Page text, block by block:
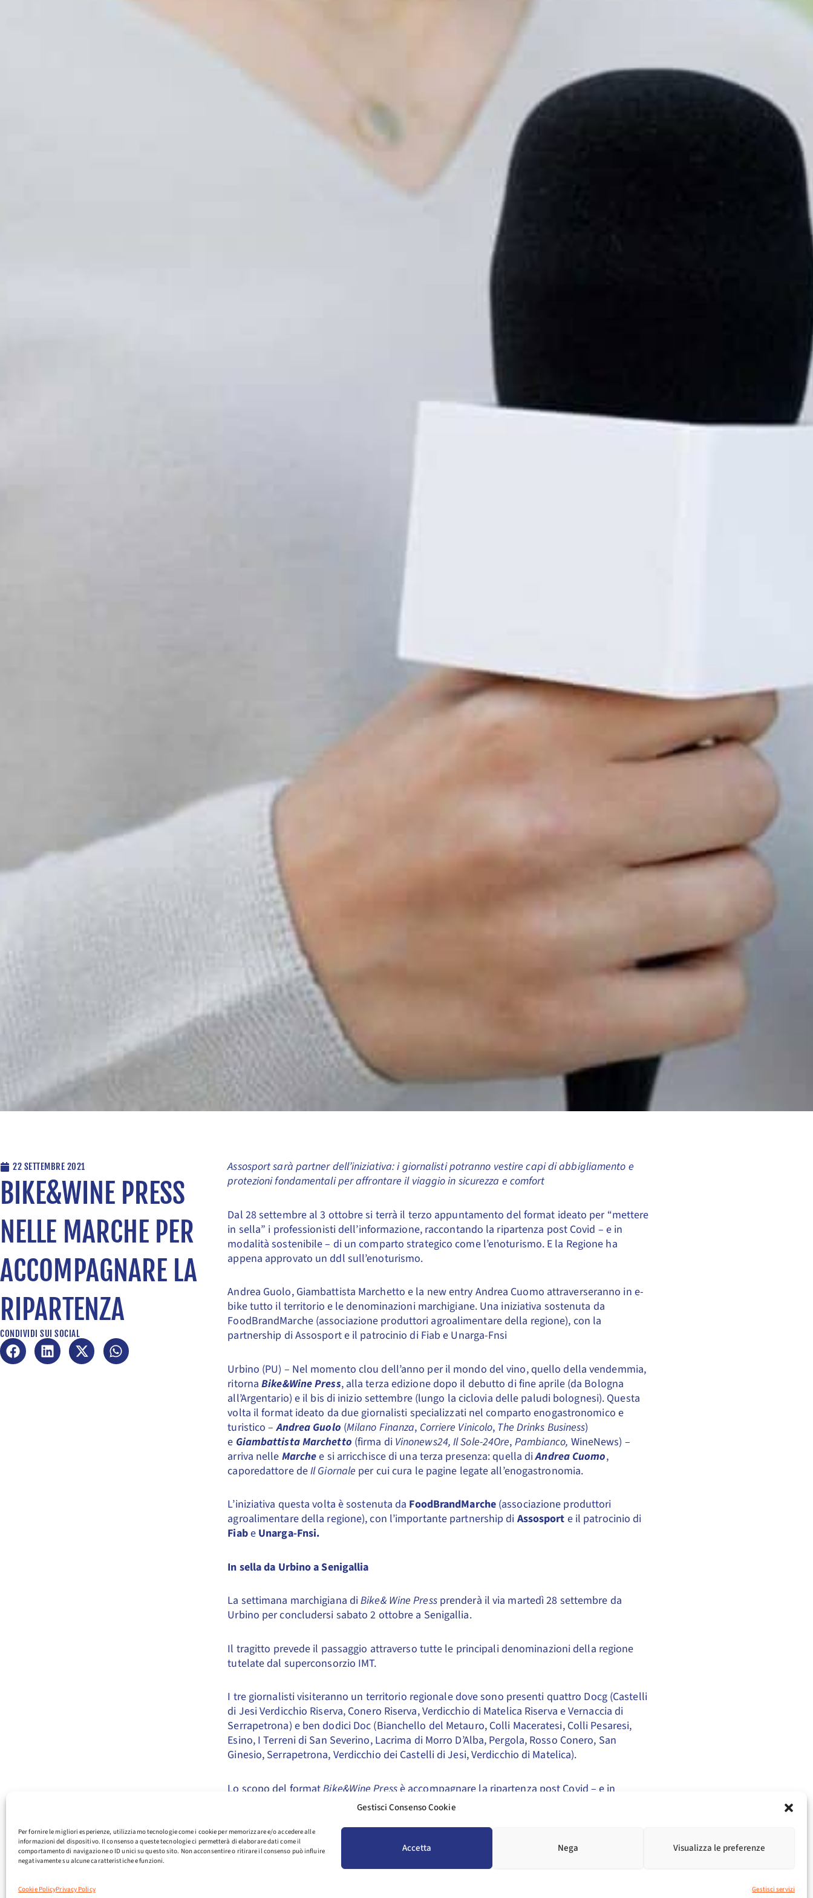
Gestisci Consenso Cookie
Per fornire le migliori esperienze, utilizziamo tecnologie come i cookie per memorizzare e/o accedere alle
informazioni del dispositivo. Il consenso a queste tecnologie ci permetterà di elaborare dati come il
comportamento di navigazione o ID unici su questo sito. Non acconsentire o ritirare il consenso può influire
negativamente su alcune caratteristiche e funzioni.
Gestisci servizi
Accetta Nega Visualizza le preferenze
Cookie PolicyPrivacy Policy
22 SETTEMBRE 2021
BIKE&WINE PRESS
NELLE MARCHE PER
ACCOMPAGNARE LA
RIPARTENZA
CONDIVIDI SUI SOCIAL
Assosport sarà partner dell’iniziativa: i giornalisti potranno vestire capi di abbigliamento e
protezioni fondamentali per affrontare il viaggio in sicurezza e comfort
Dal 28 settembre al 3 ottobre si terrà il terzo appuntamento del format ideato per “mettere
in sella” i professionisti dell’informazione, raccontando la ripartenza post Covid – e in
modalità sostenibile – di un comparto strategico come l’enoturismo. E la Regione ha
appena approvato un ddl sull’enoturismo.
Andrea Guolo, Giambattista Marchetto e la new entry Andrea Cuomo attraverseranno in e-
bike tutto il territorio e le denominazioni marchigiane. Una iniziativa sostenuta da
FoodBrandMarche (associazione produttori agroalimentare della regione), con la
partnership di Assosport e il patrocinio di Fiab e Unarga-Fnsi
Urbino (PU) – Nel momento clou dell’anno per il mondo del vino, quello della vendemmia,
ritornaBike&Wine Press, alla terza edizione dopo il debutto di fine aprile (da Bologna
all’Argentario) e il bis di inizio settembre (lungo la ciclovia delle paludi bolognesi). Questa
volta il format ideato da due giornalisti specializzati nel comparto enogastronomico e
turistico –Andrea Guolo (Milano Finanza, Corriere Vinicolo, The Drinks Business)
e Giambattista Marchetto (firma di Vinonews24, Il Sole-24Ore, Pambianco, WineNews) –
arriva nelle Marchee si arricchisce di una terza presenza: quella diAndrea Cuomo,
caporedattore deIl Giornale per cui cura le pagine legate all’enogastronomia.
L’iniziativa questa volta è sostenuta da FoodBrandMarche(associazione produttori
agroalimentare della regione), con l’importante partnership di Assosport e il patrocinio di
Fiabe Unarga-Fnsi.
In sella da Urbino a Senigallia
La settimana marchigiana diBike& Wine Press prenderà il via martedì 28 settembre da
Urbino per concludersi sabato 2 ottobre a Senigallia.
Il tragitto prevede il passaggio attraverso tutte le principali denominazioni della regione
tutelate dal superconsorzio IMT.
I tre giornalisti visiteranno un territorio regionale dove sono presenti quattro Docg (Castelli
di Jesi Verdicchio Riserva, Conero Riserva, Verdicchio di Matelica Riserva e Vernaccia di
Serrapetrona) e ben dodici Doc (Bianchello del Metauro, Colli Maceratesi, Colli Pesaresi,
Esino, I Terreni di San Severino, Lacrima di Morro D’Alba, Pergola, Rosso Conero, San
Ginesio, Serrapetrona, Verdicchio dei Castelli di Jesi, Verdicchio di Matelica).
Lo scopo del format Bike&Wine Pressè accompagnare la ripartenza post Covid – e in
modalità sostenibile – di un comparto strategico come l’
visitare le cantine presenti sui territori interessati, eliminando le auto, i pulmini, i gas di
scarico e le file per i parcheggi, per vivere con le e-bike – una soluzione di trasporto che